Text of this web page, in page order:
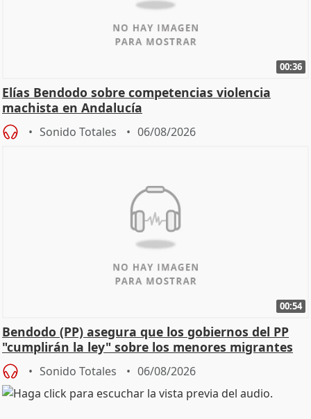
00:36
Elías Bendodo sobre competencias violencia
machista en Andalucía
Sonido Totales 06/08/2026
00:54
Bendodo (PP) asegura que los gobiernos del PP
"cumplirán la ley" sobre los menores migrantes
Sonido Totales 06/08/2026